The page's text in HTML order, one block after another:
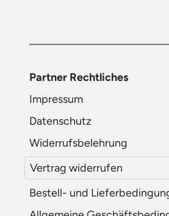
Partner Rechtliches
Impressum
Datenschutz
Widerrufsbelehrung
Vertrag widerrufen
Bestell- und